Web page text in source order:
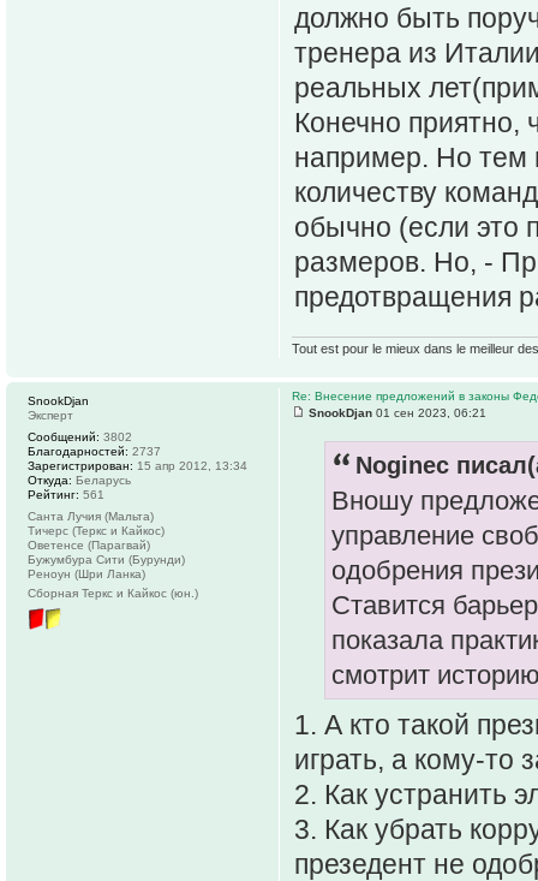
должно быть
тренера из
реальных
Конечно
например. Но тем
количеству
обычно (если это
размеров. Но, -
предотвращения
Tout est pour le mieux dans le meilleur
Re: Внесение предложений в законы
SnookDjan 01 сен 2023, 06:21
Noginec
Вношу
управление
одобрения
Ставится
показала
смотрит
1. А кто такой
играть, а кому-то
2. Как устранить
3. Как убрать
презедент не
SnookDjan
Эксперт
Сообщений: 3802
Благодарностей: 2737
Зарегистрирован: 15 апр 2012, 13:34
Откуда: Беларусь
Рейтинг: 561
Санта Лучия (Мальта)
Тичерс (Теркс и Кайкос)
Оветенсе (Парагвай)
Бужумбура Сити (Бурунди)
Реноун (Шри Ланка)
Сборная Теркс и Кайкос (юн.)